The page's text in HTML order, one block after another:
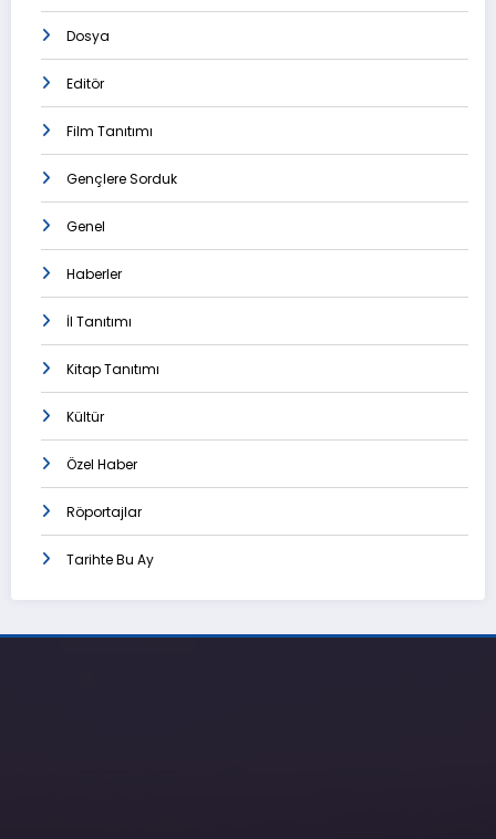
Dosya
Editör
Film Tanıtımı
Gençlere Sorduk
Genel
Haberler
İl Tanıtımı
Kitap Tanıtımı
Kültür
Özel Haber
Röportajlar
Tarihte Bu Ay